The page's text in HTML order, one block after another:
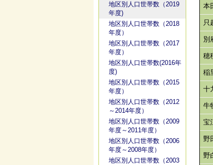
地区別人口世帯数（2019
年度)
地区別人口世帯数（2018
年度）
地区別人口世帯数（2017
年度）
地区別人口世帯数(2016年
度)
地区別人口世帯数（2015
年度）
地区別人口世帯数（2012
～2014年度）
地区別人口世帯数（2009
年度～2011年度）
地区別人口世帯数（2006
年度～2008年度）
地区別人口世帯数（2003
本
只
別
穂
稲
十
牛
宝
野
野